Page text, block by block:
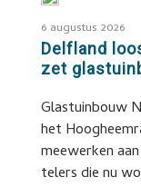
6 augustus 2026
Delfland
zet
Glastuinbouw
het
meewerken
telers die nu